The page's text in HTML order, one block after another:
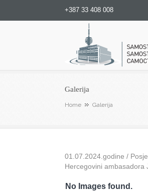
+387 33 408 008
Samostalni
Galerija
Home Galerija
01.07.2024.godine /
Hercegovini ambasadora
No Images found.